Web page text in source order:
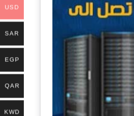
USD
SAR
EGP
QAR
KWD